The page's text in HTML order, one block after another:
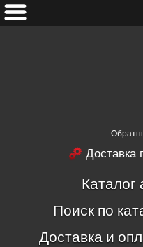
Доставка
Каталог
Поиск по
Доставка и